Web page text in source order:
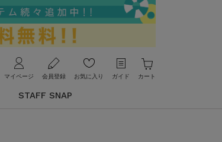
マイページ 会員登録 お気に入り ガイド カート
STAFF SNAP